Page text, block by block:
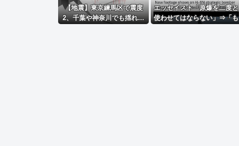
【地震】東京練馬区で震度
2、千葉や神奈川でも揺れ…
エッセイスト「原爆を二度と
使わせてはならない」⇒「も